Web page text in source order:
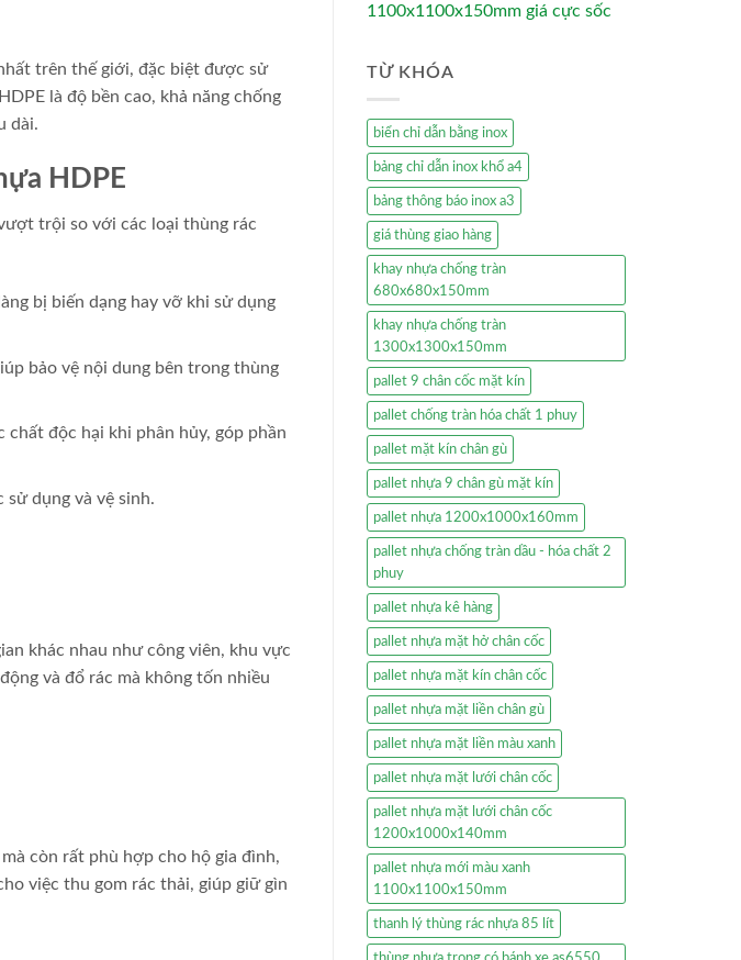
trên thế giới, đặc biệt được sử
là độ bền cao, khả năng chống
dài.
HDPE
trội so với các loại thùng rác
bị biến dạng hay vỡ khi sử dụng
bảo vệ nội dung bên trong thùng
chất độc hại khi phân hủy, góp phần
sử dụng và vệ sinh.
khác nhau như công viên, khu vực
và đổ rác mà không tốn nhiều
còn rất phù hợp cho hộ gia đình,
việc thu gom rác thải, giúp giữ gìn
1100x1100x150mm giá cực sốc
TỪ KHÓA
biển chỉ dẫn bằng inox
bảng chỉ dẫn inox khổ a4
bảng thông báo inox a3
giá thùng giao hàng
khay nhựa chống tràn
680x680x150mm
khay nhựa chống tràn
1300x1300x150mm
pallet 9 chân cốc mặt kín
pallet chống tràn hóa chất 1 phuy
pallet mặt kín chân gù
pallet nhựa 9 chân gù mặt kín
pallet nhựa 1200x1000x160mm
pallet nhựa chống tràn dầu - hóa chất 2
phuy
pallet nhựa kê hàng
pallet nhựa mặt hở chân cốc
pallet nhựa mặt kín chân cốc
pallet nhựa mặt liền chân gù
pallet nhựa mặt liền màu xanh
pallet nhựa mặt lưới chân cốc
pallet nhựa mặt lưới chân cốc
1200x1000x140mm
pallet nhựa mới màu xanh
1100x1100x150mm
thanh lý thùng rác nhựa 85 lít